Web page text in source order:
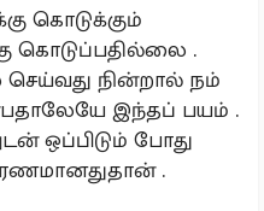
கொடுக்கும்
கொடுப்பதில்லை .
நின்றால் நம்
இந்தப் பயம் .
ஒப்பிடும் போது
.